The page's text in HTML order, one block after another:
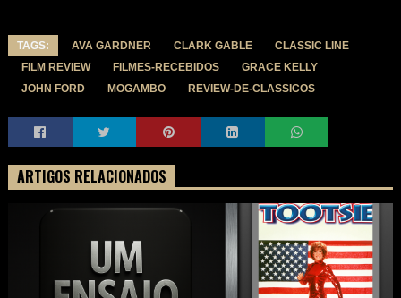
TAGS: AVA GARDNER CLARK GABLE
CLASSIC LINE
FILM REVIEW
FILMES-RECEBIDOS
GRACE KELLY
JOHN FORD
MOGAMBO REVIEW-DE-CLASSICOS
ARTIGOS RELACIONADOS